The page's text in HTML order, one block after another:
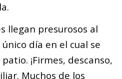
llegan presurosos al
día en el cual se
¡Firmes, descanso,
Muchos de los